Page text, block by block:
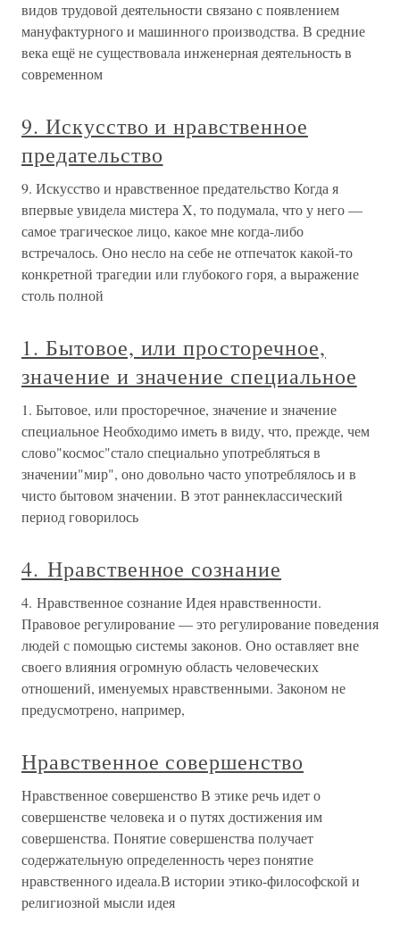
видов трудовой деятельности связано с появлением
мануфактурного и машинного производства. В средние
века ещё не существовала инженерная деятельность в
современном
9. Искусство и нравственное
предательство
9. Искусство и нравственное предательство Когда я
впервые увидела мистера X, то подумала, что у него —
самое трагическое лицо, какое мне когда-либо
встречалось. Оно несло на себе не отпечаток какой-то
конкретной трагедии или глубокого горя, а выражение
столь полной
1. Бытовое, или просторечное,
значение и значение специальное
1. Бытовое, или просторечное, значение и значение
специальное Необходимо иметь в виду, что, прежде, чем
слово"космос"стало специально употребляться в
значении"мир", оно довольно часто употреблялось и в
чисто бытовом значении. В этот раннеклассический
период говорилось
4. Нравственное сознание
4. Нравственное сознание Идея нравственности.
Правовое регулирование — это регулирование поведения
людей с помощью системы законов. Оно оставляет вне
своего влияния огромную область человеческих
отношений, именуемых нравственными. Законом не
предусмотрено, например,
Нравственное совершенство
Нравственное совершенство В этике речь идет о
совершенстве человека и о путях достижения им
совершенства. Понятие совершенства получает
содержательную определенность через понятие
нравственного идеала.В истории этико-философской и
религиозной мысли идея